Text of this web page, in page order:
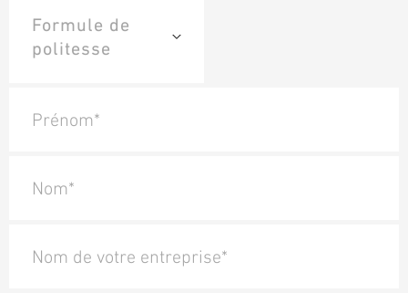
Prénom*
Nom*
Nom de votre entreprise*